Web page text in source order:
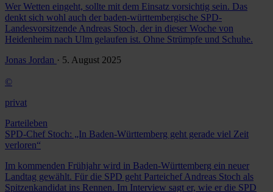
Wer Wetten eingeht, sollte mit dem Einsatz vorsichtig sein. Das
denkt sich wohl auch der baden-württembergische SPD-
Landesvorsitzende Andreas Stoch, der in dieser Woche von
Heidenheim nach Ulm gelaufen ist. Ohne Strümpfe und Schuhe.
Jonas Jordan · 5. August 2025
©
privat
Parteileben
SPD-Chef Stoch: „In Baden-Württemberg geht gerade viel Zeit
verloren“
Im kommenden Frühjahr wird in Baden-Württemberg ein neuer
Landtag gewählt. Für die SPD geht Parteichef Andreas Stoch als
Spitzenkandidat ins Rennen. Im Interview sagt er, wie er die SPD